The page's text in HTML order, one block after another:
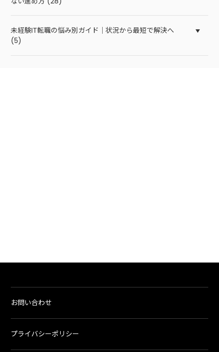
未経験IT転職の悩み別ガイド｜状況から最短で解決へ
(5)
お問い合わせ
プライバシーポリシー